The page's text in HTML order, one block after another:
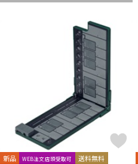
新品 WEB注文店頭受取可 送料無料